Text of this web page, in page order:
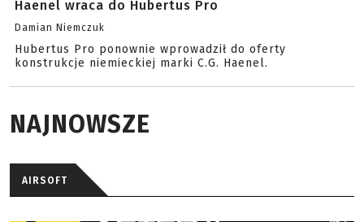
Haenel wraca do Hubertus Pro
Damian Niemczuk
Hubertus Pro ponownie wprowadził do oferty
konstrukcje niemieckiej marki C.G. Haenel.
NAJNOWSZE
AIRSOFT